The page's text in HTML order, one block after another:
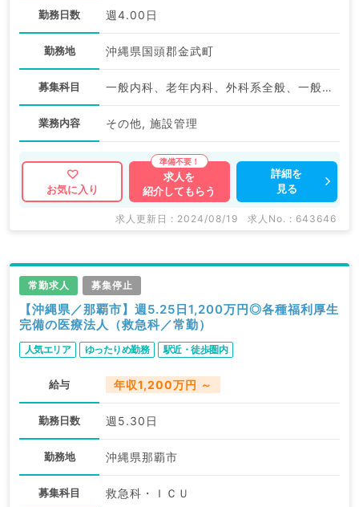
勤務日数 週4.00日
勤務地 沖縄県国頭郡金武町
募集科目 一般内科、老年内科、外科系全般、一般外科、科目不問
業務内容 その他, 施設管理
お気に入り
求人を
紹介してもらう
詳細を
見る
求人更新日 : 2024/08/19 求人No. : 643646
常勤求人 募集停止
【沖縄県／那覇市】週5.25日1,200万円◎各種福利厚生
完備の医療法人（救急科／常勤）
人気エリア ゆったりめ勤務 駅近・徒歩圏内
給与 年収1,200万円 ～
勤務日数 週5.30日
勤務地 沖縄県那覇市
募集科目 救急科・ＩＣＵ